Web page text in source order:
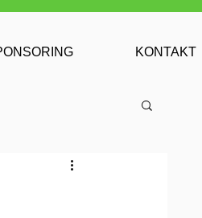
KONTAKT